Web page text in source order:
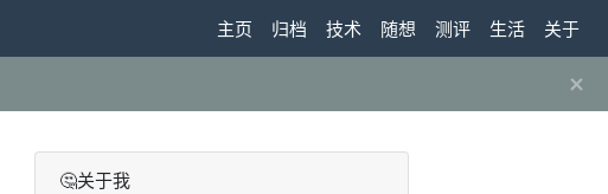
主页 归档 技术 随想 测评 生活 关于
×
🤔关于我